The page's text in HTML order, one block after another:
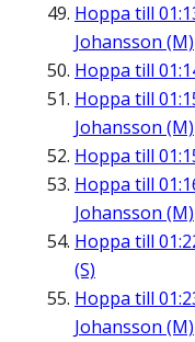
Hoppa till
Johansson (M)
Hoppa till
Hoppa till
Johansson (M)
Hoppa till
Hoppa till
Johansson (M)
Hoppa till
(S)
Hoppa till
Johansson (M)